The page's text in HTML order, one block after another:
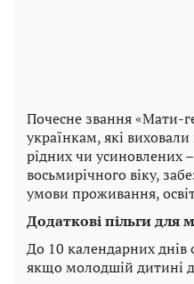
Почесне звання «Мати-
українкам, які виховали
рідних чи усиновлених
восьмирічного віку,
умови проживання,
Додаткові пільги для
До 10 календарних днів
якщо молодшій дитині